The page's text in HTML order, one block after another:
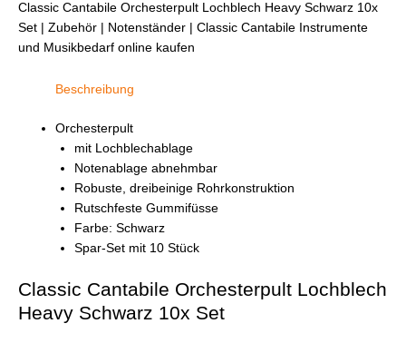
Classic Cantabile Orchesterpult Lochblech Heavy Schwarz 10x
Set | Zubehör | Notenständer | Classic Cantabile Instrumente
und Musikbedarf online kaufen
Beschreibung
Orchesterpult
mit Lochblechablage
Notenablage abnehmbar
Robuste, dreibeinige Rohrkonstruktion
Rutschfeste Gummifüsse
Farbe: Schwarz
Spar-Set mit 10 Stück
Classic Cantabile Orchesterpult Lochblech
Heavy Schwarz 10x Set